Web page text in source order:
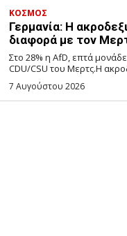
ΚΟΣΜΟΣ
Γερμανία: Η
διαφορά με τον
Στο 28% η AfD, επτά
CDU/CSU του Μερτς.Η
7 Αυγούστου 2026